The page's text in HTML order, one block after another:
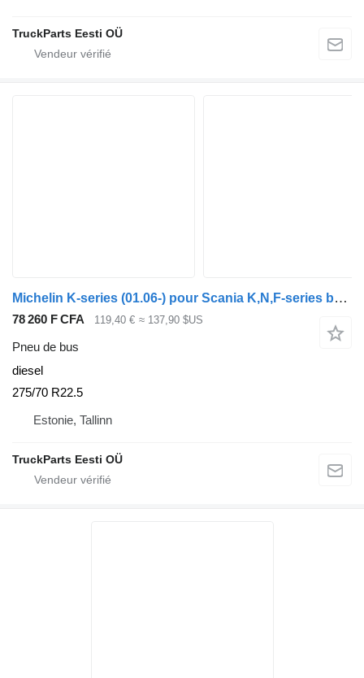
TruckParts Eesti OÜ
Michelin K-series (01.06-) pour Scania K,N,F-series bus (2006-)
78 260 F CFA 119,40 € ≈ 137,90 $US
Pneu de bus
diesel
275/70 R22.5
Estonie, Tallinn
TruckParts Eesti OÜ